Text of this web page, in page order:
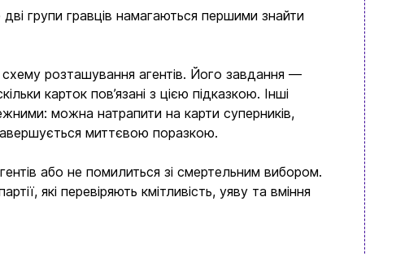
групи гравців намагаються першими знайти
розташування агентів. Його завдання —
карток пов’язані з цією підказкою. Інші
можна натрапити на карти суперників,
миттєвою поразкою.
або не помилиться зі смертельним вибором.
які перевіряють кмітливість, уяву та вміння